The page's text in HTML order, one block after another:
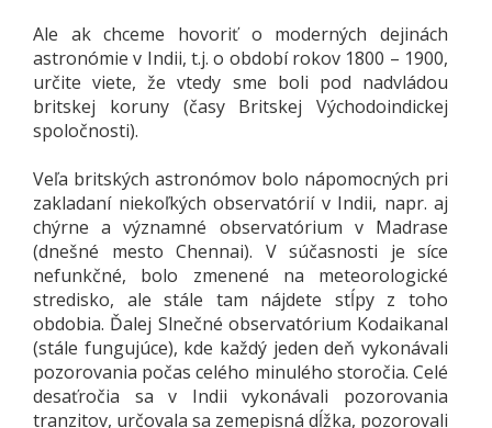
Ale ak chceme hovoriť o moderných dejinách
astronómie v Indii, t.j. o období rokov 1800 – 1900,
určite viete, že vtedy sme boli pod nadvládou
britskej koruny (časy Britskej Východoindickej
spoločnosti).
Veľa britských astronómov bolo nápomocných pri
zakladaní niekoľkých observatórií v Indii, napr. aj
chýrne a významné observatórium v Madrase
(dnešné mesto Chennai). V súčasnosti je síce
nefunkčné, bolo zmenené na meteorologické
stredisko, ale stále tam nájdete stĺpy z toho
obdobia. Ďalej Slnečné observatórium Kodaikanal
(stále fungujúce), kde každý jeden deň vykonávali
pozorovania počas celého minulého storočia. Celé
desaťročia sa v Indii vykonávali pozorovania
tranzitov, určovala sa zemepisná dĺžka, pozorovali